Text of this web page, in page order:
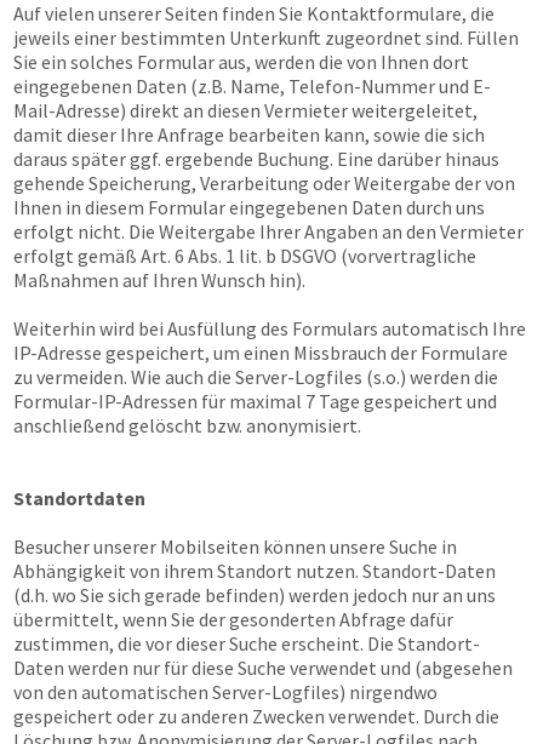
Auf vielen unserer Seiten finden Sie Kontaktformulare, die
jeweils einer bestimmten Unterkunft zugeordnet sind. Füllen
Sie ein solches Formular aus, werden die von Ihnen dort
eingegebenen Daten (z.B. Name, Telefon-Nummer und E-
Mail-Adresse) direkt an diesen Vermieter weitergeleitet,
damit dieser Ihre Anfrage bearbeiten kann, sowie die sich
daraus später ggf. ergebende Buchung. Eine darüber hinaus
gehende Speicherung, Verarbeitung oder Weitergabe der von
Ihnen in diesem Formular eingegebenen Daten durch uns
erfolgt nicht. Die Weitergabe Ihrer Angaben an den Vermieter
erfolgt gemäß Art. 6 Abs. 1 lit. b DSGVO (vorvertragliche
Maßnahmen auf Ihren Wunsch hin).
Weiterhin wird bei Ausfüllung des Formulars automatisch Ihre
IP-Adresse gespeichert, um einen Missbrauch der Formulare
zu vermeiden. Wie auch die Server-Logfiles (s.o.) werden die
Formular-IP-Adressen für maximal 7 Tage gespeichert und
anschließend gelöscht bzw. anonymisiert.
Standortdaten
Besucher unserer Mobilseiten können unsere Suche in
Abhängigkeit von ihrem Standort nutzen. Standort-Daten
(d.h. wo Sie sich gerade befinden) werden jedoch nur an uns
übermittelt, wenn Sie der gesonderten Abfrage dafür
zustimmen, die vor dieser Suche erscheint. Die Standort-
Daten werden nur für diese Suche verwendet und (abgesehen
von den automatischen Server-Logfiles) nirgendwo
gespeichert oder zu anderen Zwecken verwendet. Durch die